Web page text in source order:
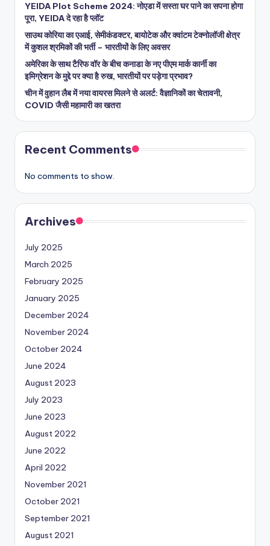
YEIDA Plot Scheme 2024: नोएडा में सस्ता घर पाने का सपना होगा
पूरा, YEIDA दे रहा है प्लॉट
साउथ कोरिया का एआई, सेमीकंडक्टर, बायोटेक और क्वांटम टेक्नोलॉजी क्षेत्र
में कुशल श्रमिकों की भर्ती – भारतीयों के लिए अवसर
अमेरिका के साथ टैरिफ वॉर के बीच कनाडा के नए पीएम मार्क कार्नी का
इमिग्रेशन के मुद्दे पर क्या है रुख, भारतीयों पर पड़ेगा प्रभाव?
चीन में वुहान लैब में नया वायरस मिलने से अलर्ट: वैज्ञानिकों का चेतावनी,
COVID जैसी महामारी का खतरा
Recent Comments
No comments to show.
Archives
July 2025
March 2025
February 2025
January 2025
December 2024
November 2024
October 2024
June 2024
August 2023
July 2023
June 2023
August 2022
June 2022
April 2022
November 2021
October 2021
September 2021
August 2021